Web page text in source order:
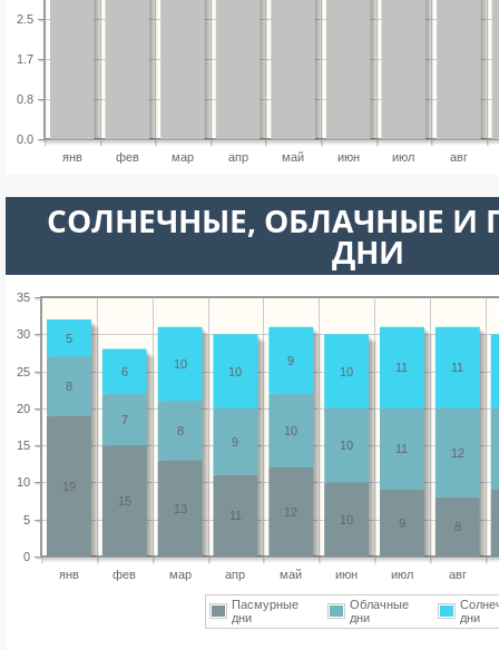
янв фев мар апр май июн июл авг
0.0
0.8
1.7
2.5
CОЛНЕЧНЫЕ, ОБЛАЧНЫЕ И
ДНИ
янв фев мар апр май июн июл авг
0
5
10
15
20
25
30
35
8
9
10
12
11
13
15
19
12
11
10
10
9
8
7
8
11
11
10
9
10
10
6
5
Пасмурные
дни
Облачные
дни
дни